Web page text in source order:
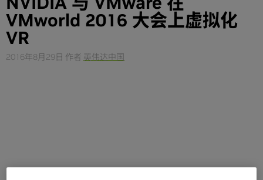
VMworld 2016 大会上虚拟化
VR
2016年8月29日 作者 英伟达中国